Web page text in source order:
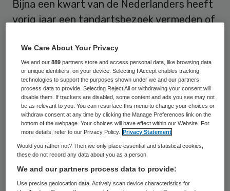
Bijna een kwart van de Nederlanders heeft
vorig jaar een tandartsbezoek vermeden of
om 22,9 procent van de 18-plussers, meldt
het Centraal Bureau voor de Statistiek
(CBS) in een onderzoek naar
kansenongelijkheid dat in 2024 is
uitgevoerd.
Mensen met het minste inkomen en
vermogen zeggen het vaakst dat ze
de tandarts uit de weg zijn gegaan in de
We Care About Your Privacy
We and our889 partners store and access personal data, like browsing data
or unique identifiers, on your device. Selecting I Accept enables tracking
technologies to support the purposes shown under we and our partners
process data to provide. Selecting Reject All or withdrawing your consent will
disable them. If trackers are disabled, some content and ads you see may not
be as relevant to you. You can resurface this menu to change your choices or
withdraw consent at any time by clicking the Manage Preferences link on the
bottom of the webpage. Your choices will have effect within our Website. For
more details, refer to our Privacy Policy.
Privacy Statement
Would you rather not? Then we only place essential and statistical cookies,
these do not record any data about you as a person
We and our partners process data to provide:
Use precise geolocation data. Actively scan device characteristics for